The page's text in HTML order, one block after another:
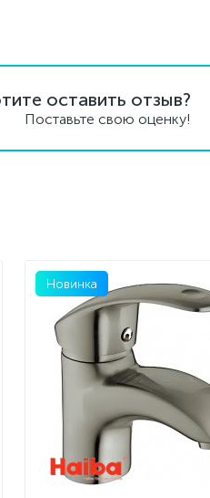
оставить отзыв?
Поставьте свою оценку!
Новинка